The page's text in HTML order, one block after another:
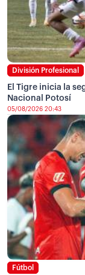
División Profesional
El Tigre inicia la
Nacional Potosí
05/08/2026 20:43
Fútbol